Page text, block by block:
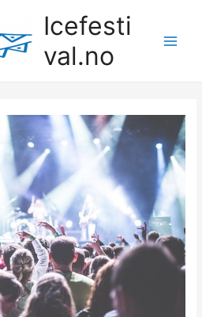
Icefesti
val.no